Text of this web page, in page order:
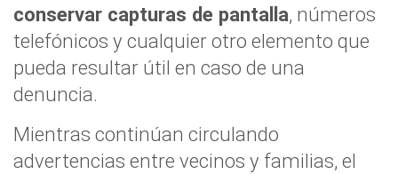
conservar capturas de pantalla, números
telefónicos y cualquier otro elemento que
pueda resultar útil en caso de una
denuncia.
Mientras continúan circulando
advertencias entre vecinos y familias, el